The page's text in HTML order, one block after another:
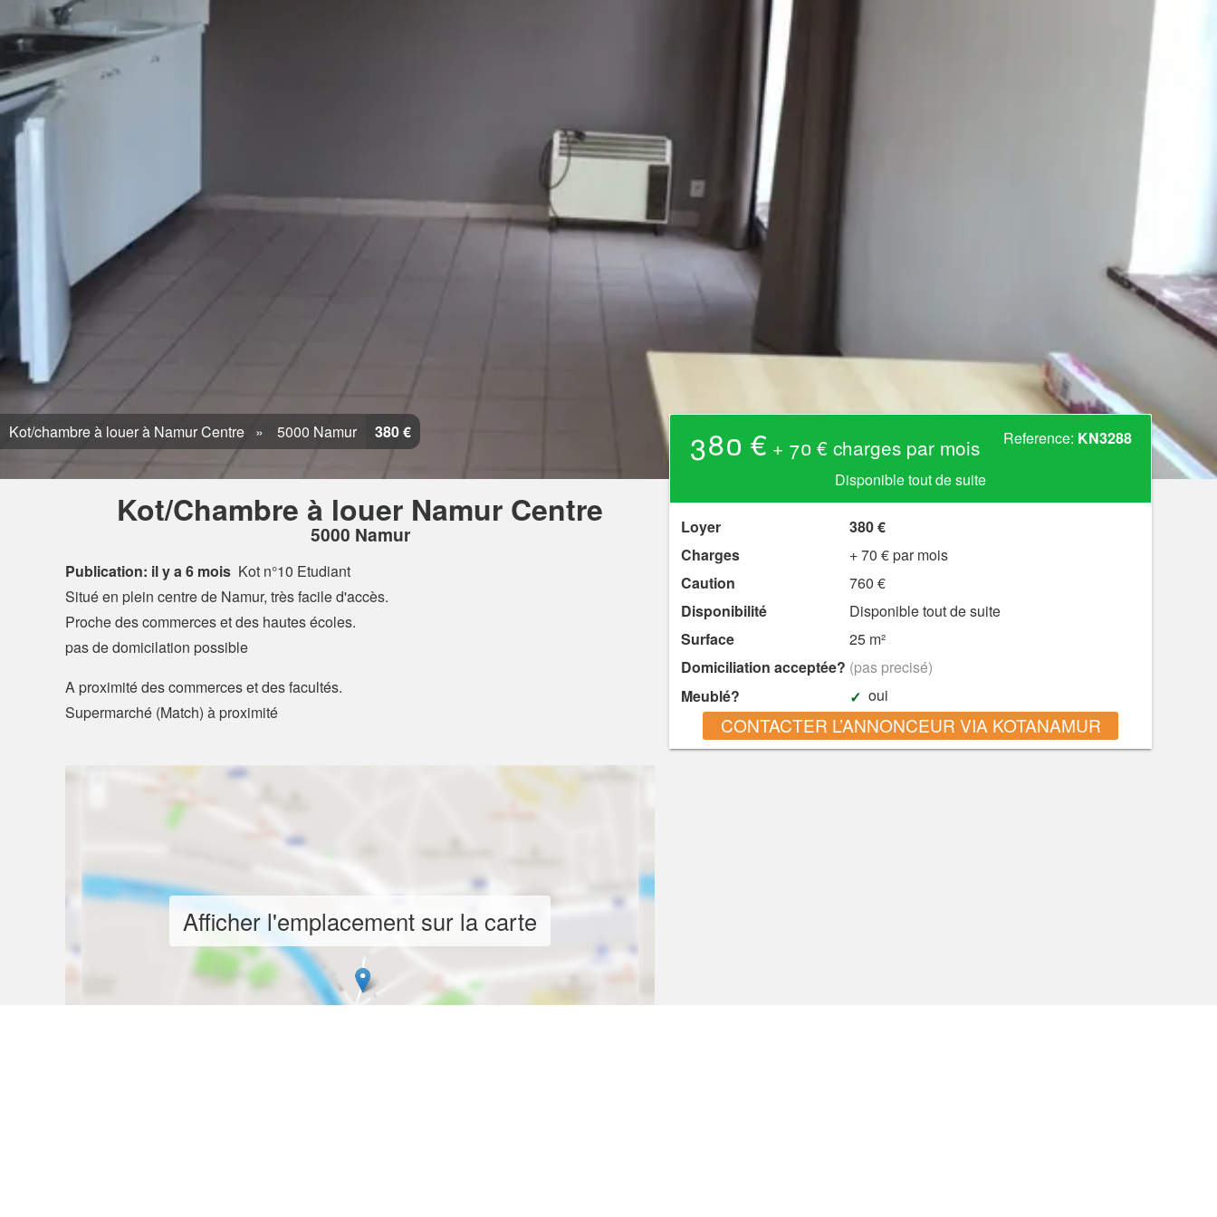
Kot/chambre à louer à Namur Centre 5000 Namur 380 €
Kot/Chambre à louer Namur Centre
5000 Namur
Publication: il y a 6 mois Kot n°10 Etudiant
Situé en plein centre de Namur, très facile d'accès.
Proche des commerces et des hautes écoles.
pas de domicilation possible
A proximité des commerces et des facultés.
Supermarché (Match) à proximité
Afficher l'emplacement sur la carte
380 € + 70 € charges par mois Reference: KN3288
Disponible tout de suite
Loyer
380 €
Charges
+ 70 € par mois
Caution
760 €
Disponibilité
Disponible tout de suite
Surface
25 m²
Domiciliation acceptée? (pas precisé)
Meublé?
oui
CONTACTER L’ANNONCEUR VIA KOTANAMUR